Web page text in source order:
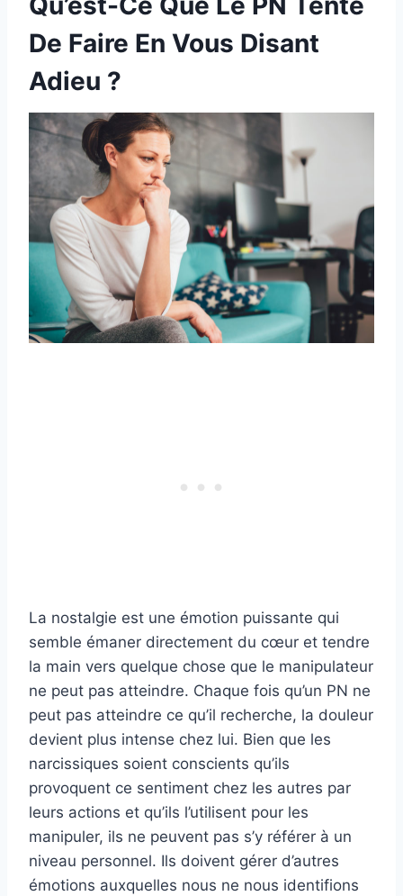
De Faire En Vous Disant
Adieu ?
La nostalgie est une émotion puissante qui
semble émaner directement du cœur et tendre
la main vers quelque chose que le manipulateur
ne peut pas atteindre. Chaque fois qu’un PN ne
peut pas atteindre ce qu’il recherche, la douleur
devient plus intense chez lui. Bien que les
narcissiques soient conscients qu’ils
provoquent ce sentiment chez les autres par
leurs actions et qu’ils l’utilisent pour les
manipuler, ils ne peuvent pas s’y référer à un
niveau personnel. Ils doivent gérer d’autres
émotions auxquelles nous ne nous identifions